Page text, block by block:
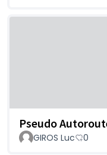
Pseudo
GIROS Luc 0